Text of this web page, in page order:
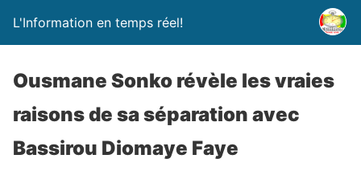
L'Information en temps réel!
Ousmane Sonko révèle les vraies
raisons de sa séparation avec
Bassirou Diomaye Faye